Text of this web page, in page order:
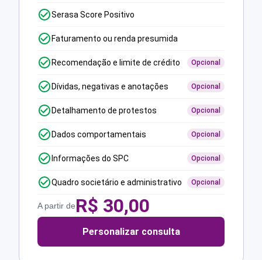
Serasa Score Positivo
Faturamento ou renda presumida
Recomendação e limite de crédito Opcional
Dívidas, negativas e anotações Opcional
Detalhamento de protestos Opcional
Dados comportamentais Opcional
Informações do SPC Opcional
Quadro societário e administrativo Opcional
A partir deR$ 30,00
Personalizar consulta